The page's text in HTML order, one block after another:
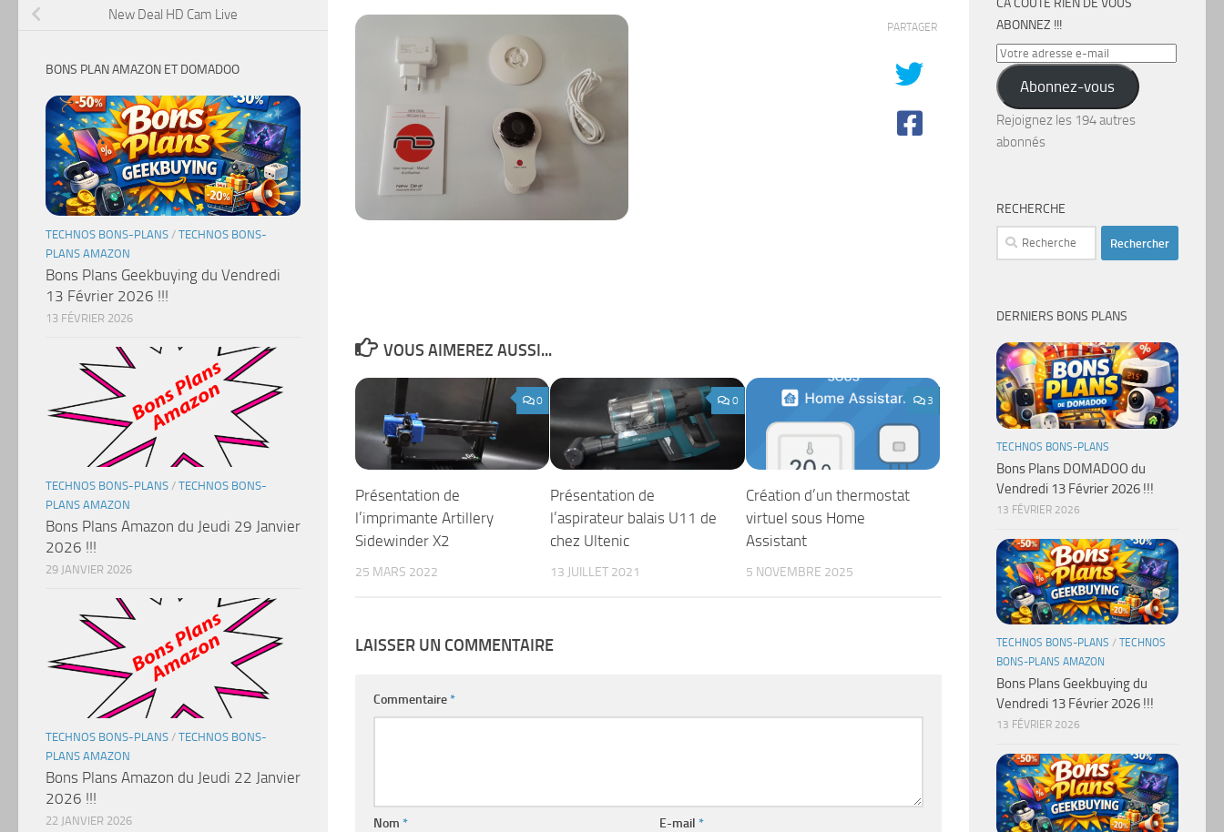
PARTAGER
VOUS AIMEREZ AUSSI...
0
Présentation de
l’imprimante Artillery
Sidewinder X2
25 MARS 2022
0
Présentation de
l’aspirateur balais U11 de
chez Ultenic
13 JUILLET 2021
3
Création d’un thermostat
virtuel sous Home
Assistant
5 NOVEMBRE 2025
LAISSER UN COMMENTAIRE
Commentaire*
Nom * E-mail*
New Deal HD Cam Live
BONS PLAN AMAZON ET DOMADOO
TECHNOS BONS-PLANS / TECHNOS BONS-
PLANS AMAZON
Bons Plans Geekbuying du Vendredi
13 Février 2026 !!!
13 FÉVRIER 2026
TECHNOS BONS-PLANS / TECHNOS BONS-
PLANS AMAZON
Bons Plans Amazon du Jeudi 29 Janvier
2026 !!!
29 JANVIER 2026
TECHNOS BONS-PLANS / TECHNOS BONS-
PLANS AMAZON
Bons Plans Amazon du Jeudi 22 Janvier
2026 !!!
22 JANVIER 2026
CA COÛTE RIEN DE VOUS
ABONNEZ !!!
Votre
adresse
e-
mail
Abonnez-vous
Rejoignez les 194 autres
abonnés
RECHERCHE
Rechercher :
DERNIERS BONS PLANS
TECHNOS BONS-PLANS
Bons Plans DOMADOO du
Vendredi 13 Février 2026 !!!
13 FÉVRIER 2026
TECHNOS BONS-PLANS / TECHNOS
BONS-PLANS AMAZON
Bons Plans Geekbuying du
Vendredi 13 Février 2026 !!!
13 FÉVRIER 2026